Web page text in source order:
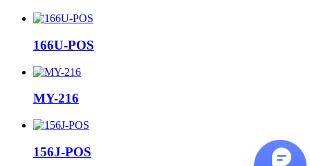
166U-POS
MY-216
156J-POS